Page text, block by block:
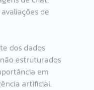
de
dos dados
estruturados
em
artificial.